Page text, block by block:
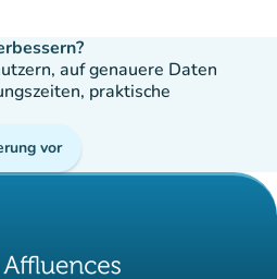
auf genauere Daten
praktische
vor